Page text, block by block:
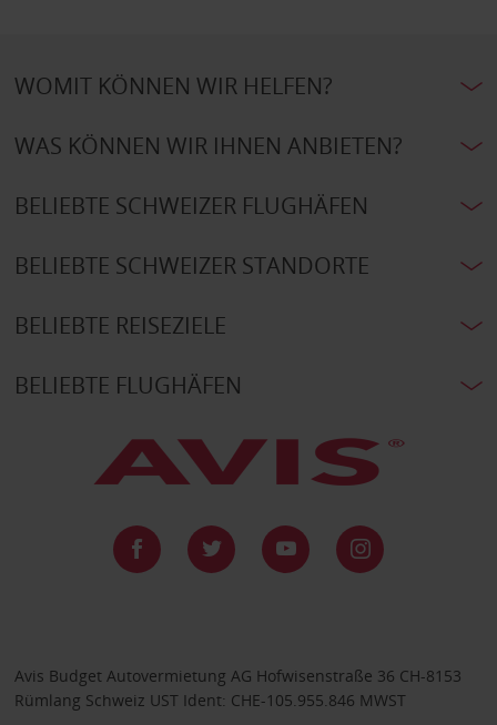
WOMIT KÖNNEN WIR HELFEN?
WAS KÖNNEN WIR IHNEN ANBIETEN?
BELIEBTE SCHWEIZER FLUGHÄFEN
BELIEBTE SCHWEIZER STANDORTE
BELIEBTE REISEZIELE
BELIEBTE FLUGHÄFEN
Avis Budget Autovermietung AG Hofwisenstraße 36 CH-8153
Rümlang Schweiz UST Ident: CHE-105.955.846 MWST